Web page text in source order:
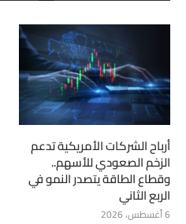
أرباح الشركات الأمريكية تدعم
الزخم الصعودي للأسهم..
وقطاع الطاقة يتصدر النمو في
الربع الثاني
6 أغسطس، 2026